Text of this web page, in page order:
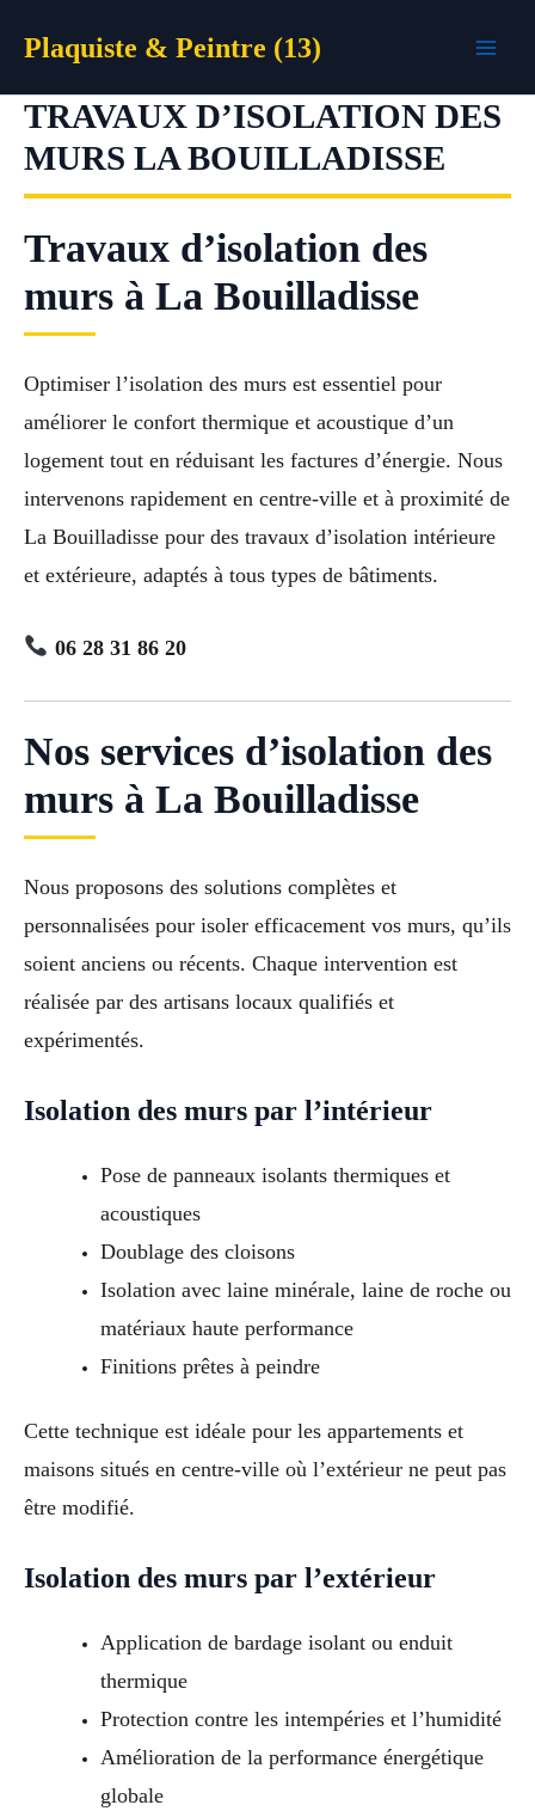
Plaquiste & Peintre (13)
TRAVAUX D’ISOLATION DES
MURS LA BOUILLADISSE
Travaux d’isolation des
murs à La Bouilladisse
Optimiser l’isolation des murs est essentiel pour
améliorer le confort thermique et acoustique d’un
logement tout en réduisant les factures d’énergie. Nous
intervenons rapidement en centre-ville et à proximité de
La Bouilladisse pour des travaux d’isolation intérieure
et extérieure, adaptés à tous types de bâtiments.
06 28 31 86 20
Nos services d’isolation des
murs à La Bouilladisse
Nous proposons des solutions complètes et
personnalisées pour isoler efficacement vos murs, qu’ils
soient anciens ou récents. Chaque intervention est
réalisée par des artisans locaux qualifiés et
expérimentés.
Isolation des murs par l’intérieur
Pose de panneaux isolants thermiques et
acoustiques
Doublage des cloisons
Isolation avec laine minérale, laine de roche ou
matériaux haute performance
Finitions prêtes à peindre
Cette technique est idéale pour les appartements et
maisons situés en centre-ville où l’extérieur ne peut pas
être modifié.
Isolation des murs par l’extérieur
Application de bardage isolant ou enduit
thermique
Protection contre les intempéries et l’humidité
Amélioration de la performance énergétique
globale